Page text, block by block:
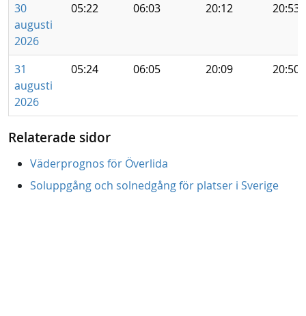
30
augusti
2026
05:22 06:03 20:12 20:53
31
augusti
2026
05:24 06:05 20:09 20:50
Relaterade sidor
Väderprognos för Överlida
Soluppgång och solnedgång för platser i Sverige